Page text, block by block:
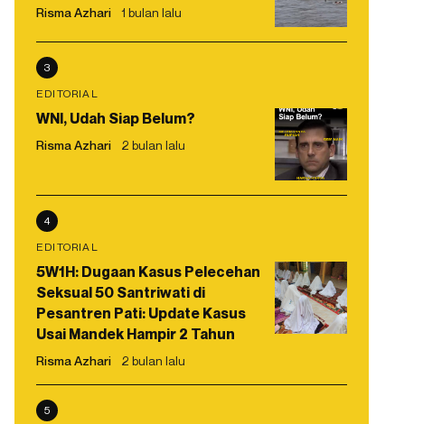
Risma Azhari 1 bulan lalu
3
EDITORIAL
WNI, Udah Siap Belum?
Risma Azhari 2 bulan lalu
4
EDITORIAL
5W1H: Dugaan Kasus Pelecehan
Seksual 50 Santriwati di
Pesantren Pati: Update Kasus
Usai Mandek Hampir 2 Tahun
Risma Azhari 2 bulan lalu
5